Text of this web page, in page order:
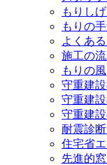
もりし
もりの
よくあ
施工の
もりの風
守重建
守重建
守重建
耐震診
住宅省
先進的